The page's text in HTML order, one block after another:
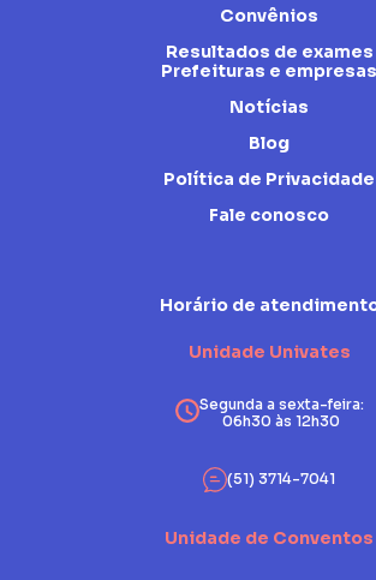
Convênios
Resultados de exames
Prefeituras e empresas
Notícias
Blog
Política de Privacidade
Fale conosco
Horário de
Unidade Univates
Segunda a sexta-feira:
06h30 às 12h30
(51) 3714-7041
Unidade de Conventos